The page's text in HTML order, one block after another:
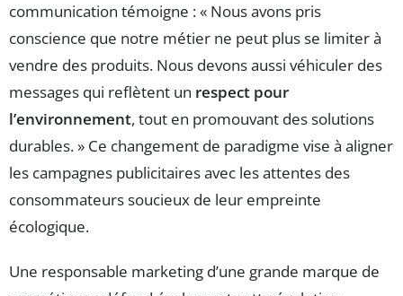
communication témoigne : « Nous avons pris
conscience que notre métier ne peut plus se limiter à
vendre des produits. Nous devons aussi véhiculer des
messages qui reflètent un respect pour
l’environnement, tout en promouvant des solutions
durables. » Ce changement de paradigme vise à aligner
les campagnes publicitaires avec les attentes des
consommateurs soucieux de leur empreinte
écologique.
Une responsable marketing d’une grande marque de